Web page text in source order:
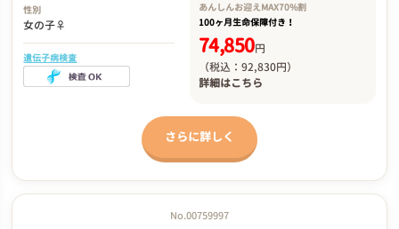
性別
女の子♀
遺伝子病検査
あんしんお迎えMAX70%割
100ヶ月生命保障付き！
74,850円
（税込：92,830円）
詳細はこちら
さらに詳しく
No.00759997